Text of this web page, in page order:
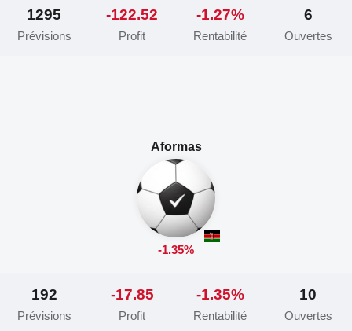
1295
Prévisions
-122.52
Profit
-1.27%
Rentabilité
6
Ouvertes
Aformas
-1.35%
192
Prévisions
-17.85
Profit
-1.35%
Rentabilité
10
Ouvertes